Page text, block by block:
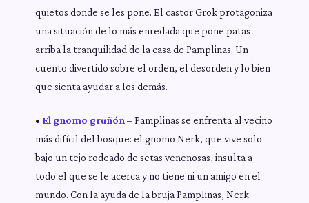
quietos donde se les pone. El castor Grok protagoniza
una situación de lo más enredada que pone patas
arriba la tranquilidad de la casa de Pamplinas. Un
cuento divertido sobre el orden, el desorden y lo bien
que sienta ayudar a los demás.
• El gnomo gruñón – Pamplinas se enfrenta al vecino
más difícil del bosque: el gnomo Nerk, que vive solo
bajo un tejo rodeado de setas venenosas, insulta a
todo el que se le acerca y no tiene ni un amigo en el
mundo. Con la ayuda de la bruja Pamplinas, Nerk